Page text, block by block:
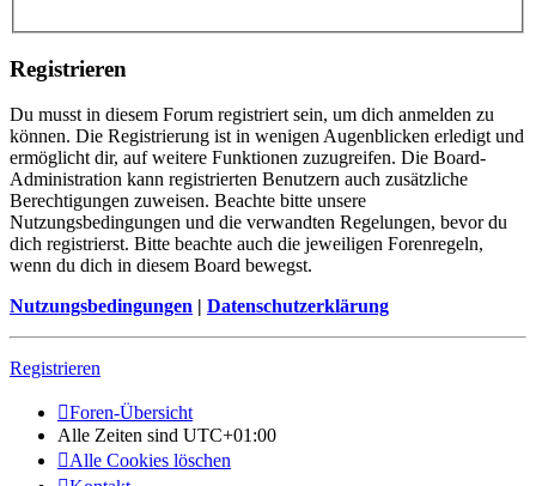
Registrieren
Du musst in diesem Forum registriert sein, um dich anmelden zu
können. Die Registrierung ist in wenigen Augenblicken erledigt und
ermöglicht dir, auf weitere Funktionen zuzugreifen. Die Board-
Administration kann registrierten Benutzern auch zusätzliche
Berechtigungen zuweisen. Beachte bitte unsere
Nutzungsbedingungen und die verwandten Regelungen, bevor du
dich registrierst. Bitte beachte auch die jeweiligen Forenregeln,
wenn du dich in diesem Board bewegst.
Nutzungsbedingungen | Datenschutzerklärung
Registrieren
Foren-Übersicht
Alle Zeiten sind UTC+01:00
Alle Cookies löschen